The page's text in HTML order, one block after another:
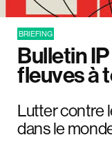
BRIEFING
Bulletin IP
fleuves à
Lutter contre
dans le